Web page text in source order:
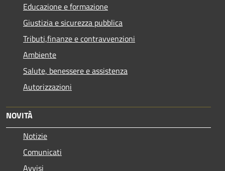
Educazione e formazione
Giustizia e sicurezza pubblica
Tributi,finanze e contravvenzioni
Ambiente
Salute, benessere e assistenza
Autorizzazioni
NOVITÀ
Notizie
Comunicati
Avvisi